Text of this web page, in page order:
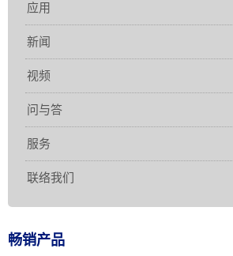
应用
新闻
视频
问与答
服务
联络我们
畅销产品